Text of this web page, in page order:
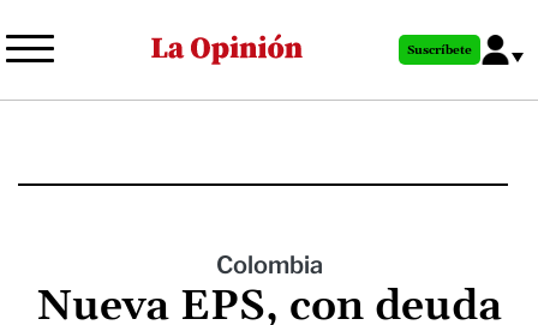
al
principal
Suscríbete
Colombia
Nueva EPS, con deuda